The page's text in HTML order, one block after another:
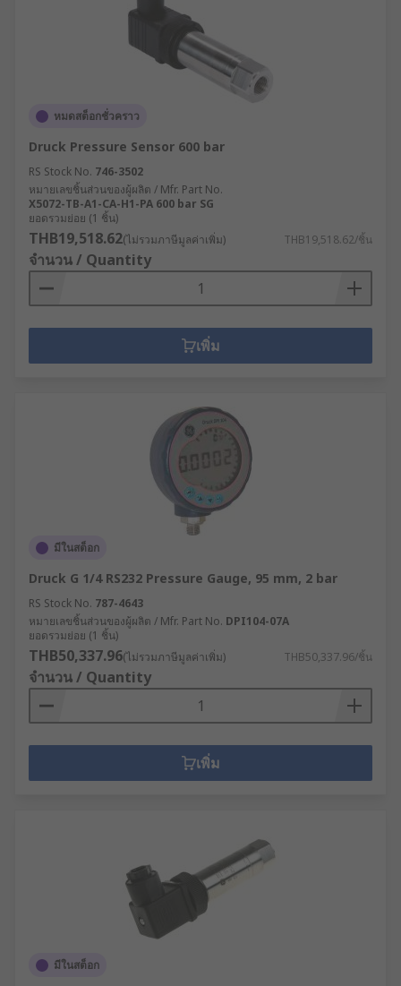
หมดสต็อกชั่วคราว
Druck Pressure Sensor 600 bar
RS Stock No. 746-3502
หมายเลขชิ้นส่วนของผู้ผลิต / Mfr. Part No.
X5072-TB-A1-CA-H1-PA 600 bar SG
ยอดรวมย่อย (1 ชิ้น)
THB19,518.62(ไม่รวมภาษีมูลค่าเพิ่ม) THB19,518.62/ชิ้น
จำนวน / Quantity
เพิ่ม
มีในสต็อก
Druck G 1/4 RS232 Pressure Gauge, 95 mm, 2 bar
RS Stock No. 787-4643
หมายเลขชิ้นส่วนของผู้ผลิต / Mfr. Part No. DPI104-07A
ยอดรวมย่อย (1 ชิ้น)
THB50,337.96(ไม่รวมภาษีมูลค่าเพิ่ม) THB50,337.96/ชิ้น
จำนวน / Quantity
เพิ่ม
มีในสต็อก